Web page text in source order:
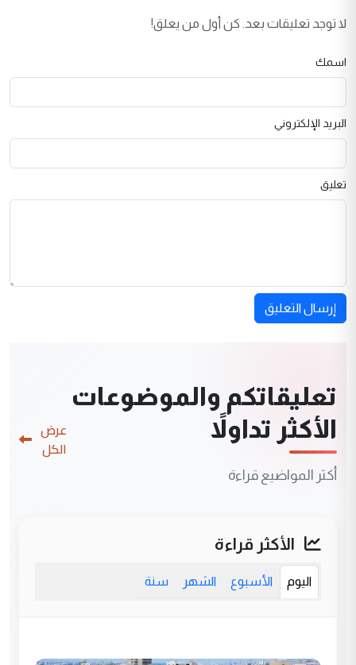
لا توجد تعليقات بعد. كن أول من يعلق!
اسمك
البريد الإلكتروني
تعليق
إرسال التعليق
تعليقاتكم والموضوعات
الأكثر تداولاً
أكثر المواضيع قراءة
عرض
الكل
الأكثر قراءة
اليوم الأسبوع الشهر سنة